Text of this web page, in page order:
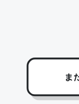
たいなのでネット
回線代ほとんど
https://